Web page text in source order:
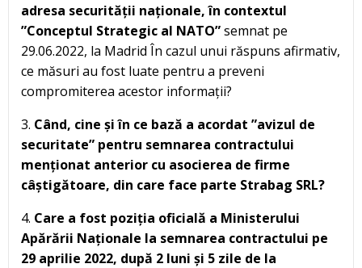
adresa securității naționale, în contextul
”Conceptul Strategic al NATO”semnat pe
29.06.2022, la Madrid În cazul unui răspuns afirmativ,
ce măsuri au fost luate pentru a preveni
compromiterea acestor informații?
3. Când, cine și în ce bază a acordat ”avizul de
securitate” pentru semnarea contractului
menționat anterior cu asocierea de firme
câștigătoare, din care face parte Strabag SRL?
4. Care a fost poziția oficială a Ministerului
Apărării Naționale la semnarea contractului pe
29 aprilie 2022, după 2 luni și 5 zile de la